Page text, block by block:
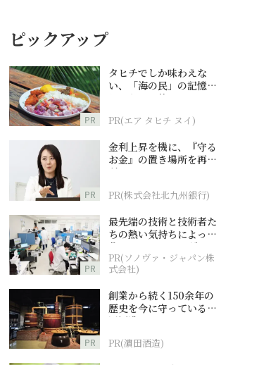
ピックアップ
PR
タヒチでしか味わえな
い、「海の民」の記憶へ
とつながる旅
PR(エア タヒチ ヌイ)
PR
金利上昇を機に、『守る
お金』の置き場所を再検
討
PR(株式会社北九州銀行)
PR
最先端の技術と技術者た
ちの熱い気持ちによって
作られているオーダーメ
イド補聴器
PR(ソノヴァ・ジャパン株
式会社)
PR
創業から続く150余年の
歴史を今に守っている濵
田酒造
PR(濵田酒造)